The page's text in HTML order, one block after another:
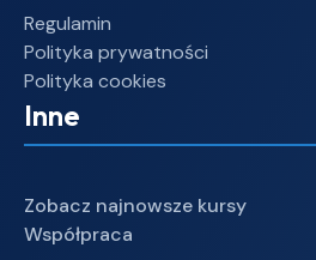
Regulamin
Polityka prywatności
Polityka cookies
Inne
Zobacz najnowsze kursy
Współpraca